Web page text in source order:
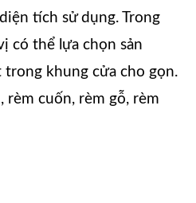
tích sử dụng. Trong
có thể lựa chọn sản
trong khung cửa cho gọn.
rèm cuốn, rèm gỗ, rèm